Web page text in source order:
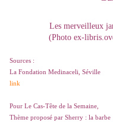
Les merveilleux
(Photo ex-
Sources :
La Fondation Medinaceli, Séville
link
Pour Le Cas-Tête de la Semaine,
Thème proposé par Sherry : la barbe